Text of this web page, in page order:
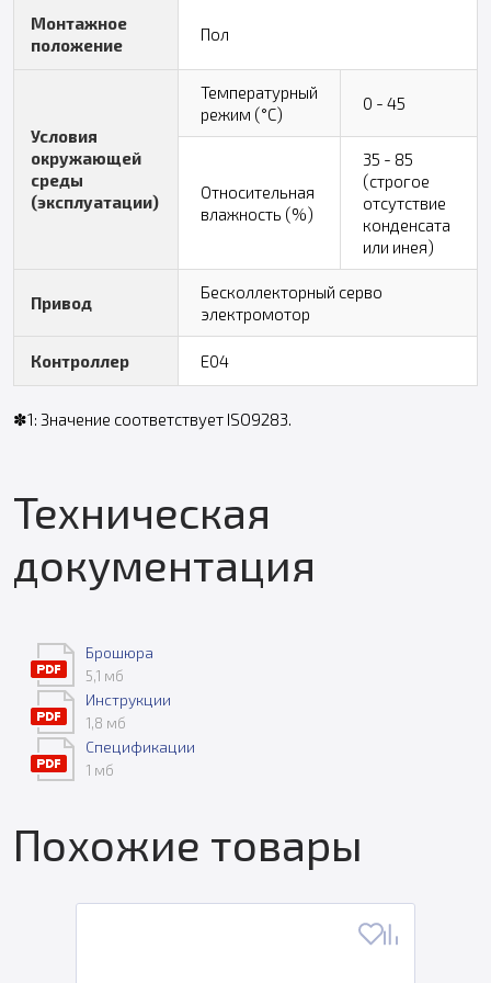
Монтажное
положение
Пол
Условия
окружающей
среды
(эксплуатации)
Температурный
режим (°C)
0 - 45
Относительная
влажность (%)
35 - 85
(строгое
отсутствие
конденсата
или инея)
Привод
Бесколлекторный серво
электромотор
Контроллер E04
✽1: Значение соответствует ISO9283.
Техническая
документация
Брошюра
5,1 мб
Инструкции
1,8 мб
Спецификации
1 мб
Похожие товары